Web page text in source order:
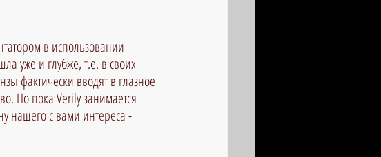
в использовании
уже и глубже, т.е. в своих
фактически вводят в глазное
Но пока Verily занимается
нашего с вами интереса -